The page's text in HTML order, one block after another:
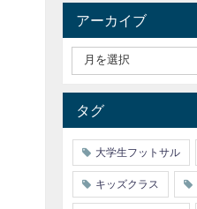
アーカイブ
タグ
大学生フットサル
キッズクラス